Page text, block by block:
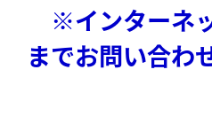
※インターネ
までお問い合わ